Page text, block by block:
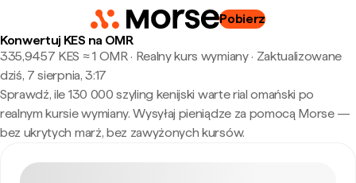
Pobierz
Konwertuj KES na OMR
335,9457 KES ≈ 1 OMR · Realny kurs wymiany· Zaktualizowane
dziś, 7 sierpnia, 3:17
Sprawdź, ile 130 000 szyling kenijski warte rial omański po
realnym kursie wymiany. Wysyłaj pieniądze za pomocą Morse —
bez ukrytych marż, bez zawyżonych kursów.